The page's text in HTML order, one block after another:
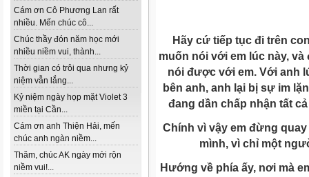
Cám ơn Cô Phương Lan rất
nhiều. Mến chúc cô...
Chúc thầy đón năm học mới
nhiều niềm vui, thành...
Thời gian có trôi qua nhưng kỷ
niệm vẫn lắng...
Kỷ niệm ngày họp mặt Violet 3
miền tại Cần...
Cám ơn anh Thiện Hải, mến
chúc anh ngàn niềm...
Thăm, chúc AK ngày mới rộn
niềm vui!...
Hãy cứ tiếp tục đi trên
muốn nói với em lúc này,
nói được với em. Với anh
bên anh, anh lại bị sự im
đang dần chấp nhận tất
Chính vì vậy em đừng
mình, vì chỉ một
Hướng về phía ấy, nơi mà